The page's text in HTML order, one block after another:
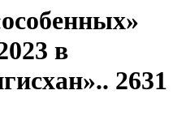
в
2631